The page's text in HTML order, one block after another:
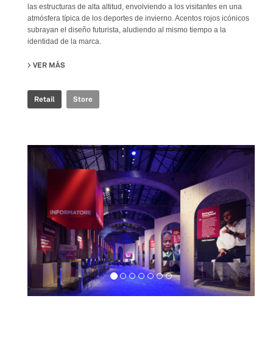
las estructuras de alta altitud, envolviendo a los visitantes en una
atmósfera típica de los deportes de invierno. Acentos rojos icónicos
subrayan el diseño futurista, aludiendo al mismo tiempo a la
identidad de la marca.
VER MÁS
Retail Store